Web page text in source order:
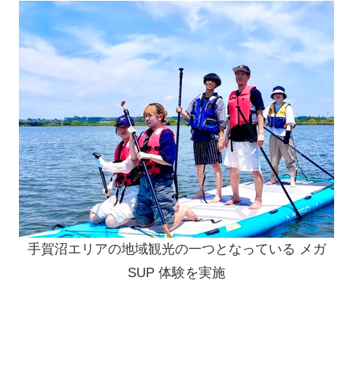
手賀沼エリアの地域観光の一つとなっている メガ
SUP 体験を実施